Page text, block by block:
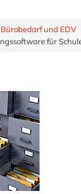
Bürobedarf und EDV
für